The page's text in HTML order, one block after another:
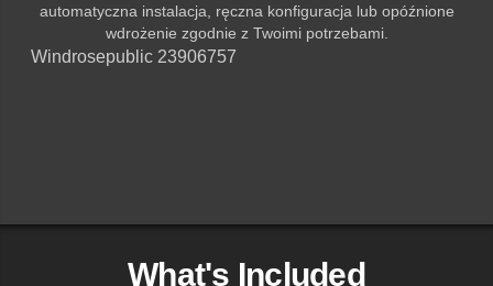
automatyczna instalacja, ręczna konfiguracja lub opóźnione
wdrożenie zgodnie z Twoimi potrzebami.
Windrosepublic 23906757
What's Included